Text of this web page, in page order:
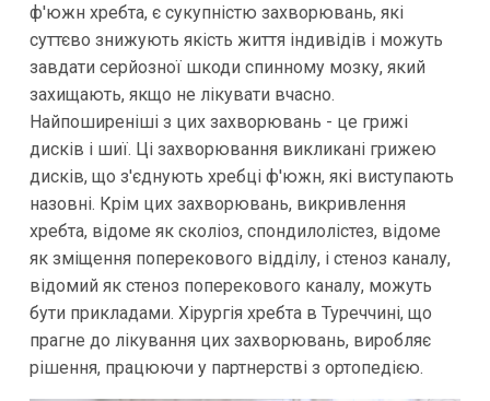
ф'южн хребта, є сукупністю захворювань, які
суттєво знижують якість життя індивідів і можуть
завдати серйозної шкоди спинному мозку, який
захищають, якщо не лікувати вчасно.
Найпоширеніші з цих захворювань - це грижі
дисків і шиї. Ці захворювання викликані грижею
дисків, що з'єднують хребці ф'южн, які виступають
назовні. Крім цих захворювань, викривлення
хребта, відоме як сколіоз, спондилолістез, відоме
як зміщення поперекового відділу, і стеноз каналу,
відомий як стеноз поперекового каналу, можуть
бути прикладами. Хірургія хребта в Туреччині, що
прагне до лікування цих захворювань, виробляє
рішення, працюючи у партнерстві з ортопедією.